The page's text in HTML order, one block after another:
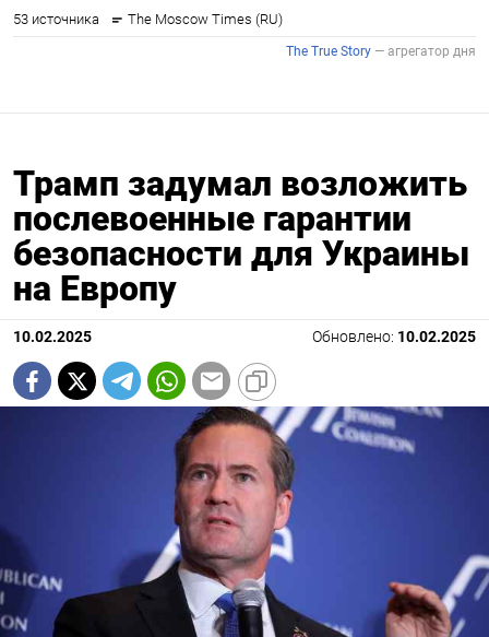
Трамп задумал возложить
послевоенные гарантии
безопасности для Украины
на Европу
10.02.2025 Обновлено: 10.02.2025